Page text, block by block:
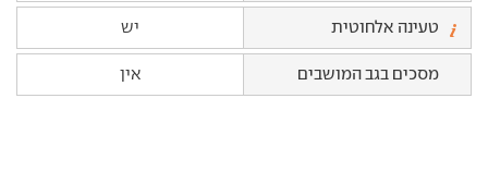
טעינה אלחוטית יש
מסכים בגב המושבים אין